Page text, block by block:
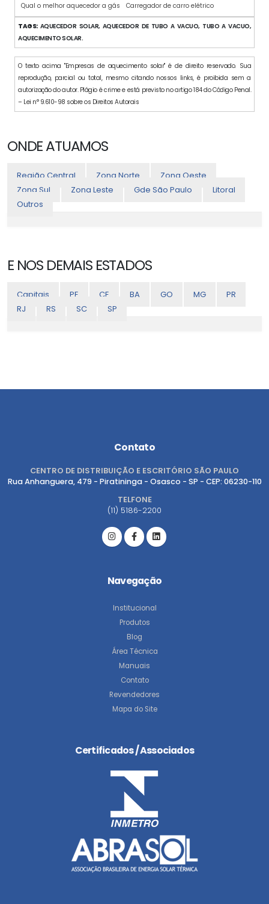
Qual o melhor aquecedor a gás
Carregador de carro elétrico
TAGS:AQUECEDOR SOLAR, AQUECEDOR DE TUBO A VACUO, TUBO A VACUO,
AQUECIMENTO SOLAR.
O texto acima "Empresas de aquecimento solar" é de direito reservado. Sua
reprodução, parcial ou total, mesmo citando nossos links, é proibida sem a
autorização do autor. Plágio é crime e está previsto no artigo 184 do Código Penal.
– Lei n° 9.610-98 sobre os Direitos Autorais
ONDE ATUAMOS
Região Central Zona Norte
Zona Oeste
Zona Sul
Zona Leste Gde São Paulo
Litoral
Outros
E NOS DEMAIS ESTADOS
Capitais PE CE BA GO MG
PR
RJ
RS SC SP
Contato
CENTRO DE DISTRIBUIÇÃO E ESCRITÓRIO SÃO PAULO
Rua Anhanguera, 479 - Piratininga - Osasco - SP - CEP: 06230-110
TELFONE
(11) 5186-2200
Navegação
Institucional
Produtos
Blog
Área Técnica
Manuais
Contato
Revendedores
Mapa do Site
Certificados / Associados